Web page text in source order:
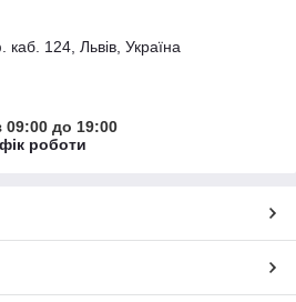
124, Львів, Україна
09:00 до 19:00
роботи